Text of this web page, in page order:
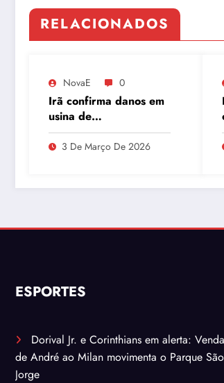
RELACIONADOS
NovaE 0
Irã confirma danos em
usina de
enriquecimento de
urânio após ataques e
quantidade de urânio
3 De Março De 2026
ESPORTES
Dorival Jr. e Corinthians em alerta: Venda
de André ao Milan movimenta o Parque São
Jorge